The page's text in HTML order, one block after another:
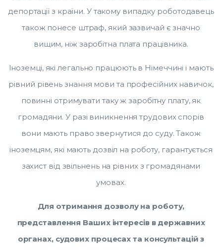
депортації з країни. У такому випадку роботодавець
також понесе штраф, який зазвичай є значно
вищим, ніж заробітна плата працівника.
Іноземці, які легально працюють в Німеччині і мають
рівний рівень знання мови та професійних навичок,
повинні отримувати таку ж заробітну плату, як
громадяни. У разі виникнення трудових спорів
вони мають право звернутися до суду. Також
іноземцям, які мають дозвіл на роботу, гарантується
захист від звільнень на рівних з громадянами
умовах.
Для отримання дозволу на роботу,
представлення Ваших інтересів в державних
органах, судових процесах та консультацій з